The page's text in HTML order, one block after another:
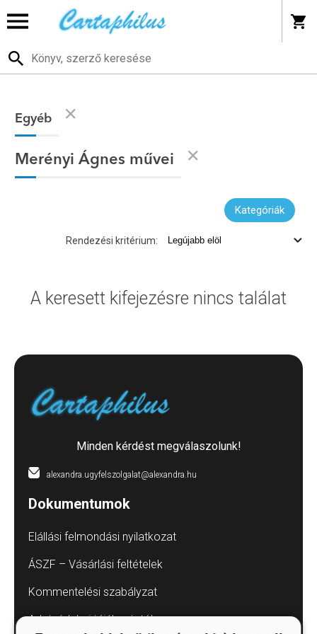
Egyéb
Merényi Ágnes művei
Kategóriák
Rendezési kritérium:
A keresett kifejezésre nincs találat
Minden kérdést megválaszolunk!
alexandra.ugyfelszolgalat@alexandra.hu
Dokumentumok
Elállási felmondási nyilatkozat
ÁSZF – Vásárlási feltételek
Kommentelési szabályzat
Adatvédelmi tájékoztatók